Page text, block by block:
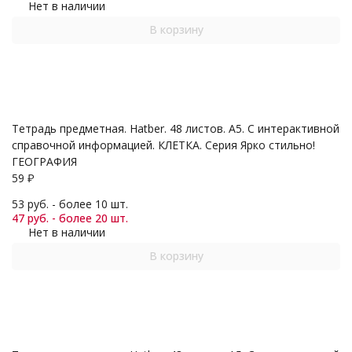
Нет в наличии
В корзину
Тетрадь предметная. Hatber. 48 листов. А5. С интерактивной
справочной информацией. КЛЕТКА. Серия Ярко стильно!
ГЕОГРАФИЯ
59 ₽
53 руб. - более 10 шт.
47 руб. - более 20 шт.
Нет в наличии
В корзину